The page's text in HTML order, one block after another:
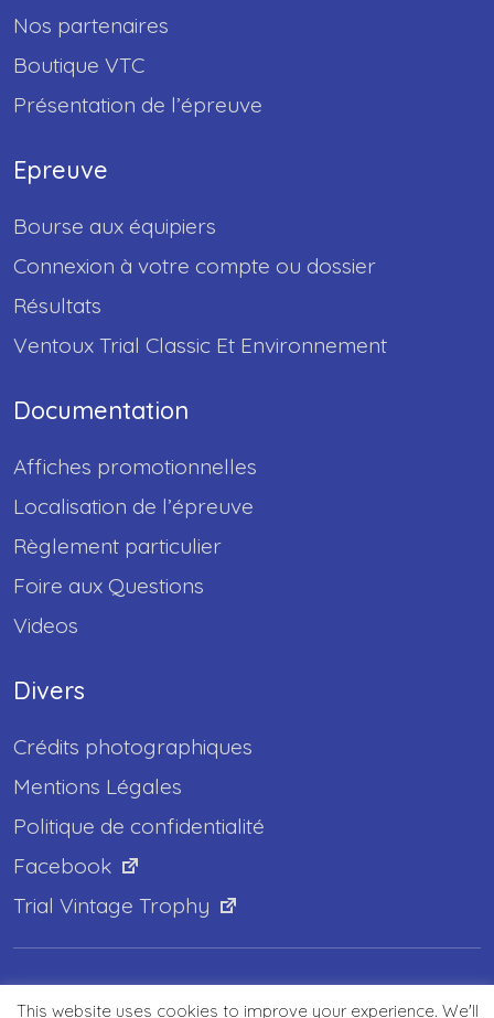
Nos partenaires
Boutique VTC
Présentation de l’épreuve
Epreuve
Bourse aux équipiers
Connexion à votre compte ou dossier
Résultats
Ventoux Trial Classic Et Environnement
Documentation
Affiches promotionnelles
Localisation de l’épreuve
Règlement particulier
Foire aux Questions
Videos
Divers
Crédits photographiques
Mentions Légales
Politique de confidentialité
Facebook
Trial Vintage Trophy
This website uses cookies to improve your experience. We'll